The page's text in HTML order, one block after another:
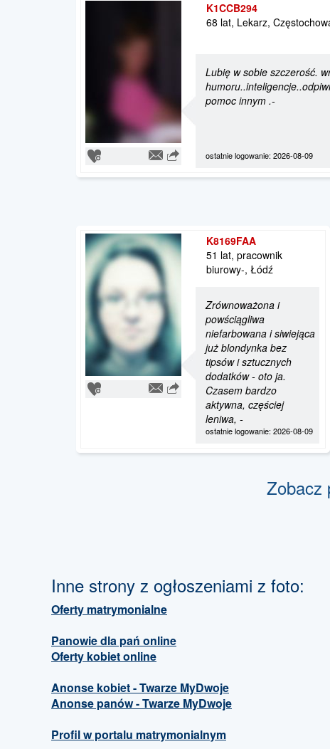
K1CCB294
68 lat, Lekarz,
Lubię w sobie szczerość.
pomoc innym .-
ostatnie logowanie: 2026-08-09
K8169FAA
51 lat, pracownik
biurowy-, Łódź
Zrównoważona i
powściągliwa
niefarbowana i siwiejąca
już blondynka bez
tipsów i sztucznych
dodatków - oto ja.
Czasem bardzo
aktywna, częściej
leniwa, -
ostatnie logowanie: 2026-08-09
Zobacz
Inne strony z ogłoszeniami z foto:
Oferty matrymonialne
Panowie dla pań online
Oferty kobiet online
Anonse kobiet - Twarze MyDwoje
Anonse panów - Twarze MyDwoje
Profil w portalu matrymonialnym